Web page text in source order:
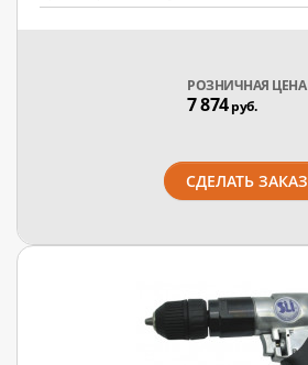
РОЗНИЧНАЯ ЦЕНА
7 874руб.
СДЕЛАТЬ ЗАКАЗ